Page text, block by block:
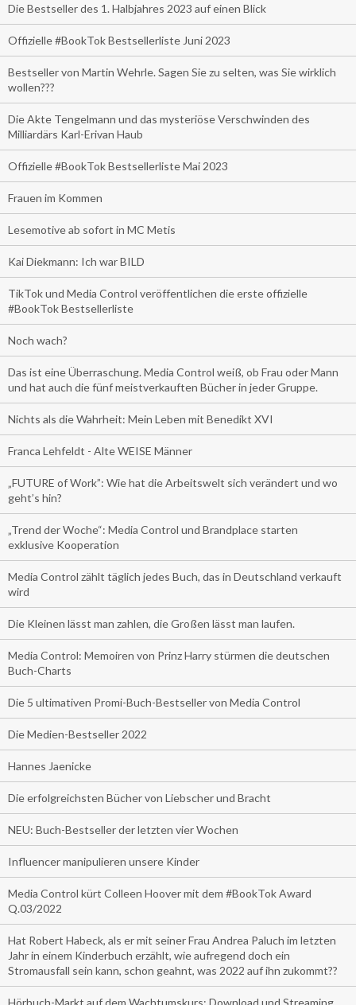
Die Bestseller des 1. Halbjahres 2023 auf einen Blick
Offizielle #BookTok Bestsellerliste Juni 2023
Bestseller von Martin Wehrle. Sagen Sie zu selten, was Sie wirklich
wollen???
Die Akte Tengelmann und das mysteriöse Verschwinden des
Milliardärs Karl-Erivan Haub
Offizielle #BookTok Bestsellerliste Mai 2023
Frauen im Kommen
Lesemotive ab sofort in MC Metis
Kai Diekmann: Ich war BILD
TikTok und Media Control veröffentlichen die erste offizielle
#BookTok Bestsellerliste
Noch wach?
Das ist eine Überraschung. Media Control weiß, ob Frau oder Mann
und hat auch die fünf meistverkauften Bücher in jeder Gruppe.
Nichts als die Wahrheit: Mein Leben mit Benedikt XVI
Franca Lehfeldt - Alte WEISE Männer
„FUTURE of Work”: Wie hat die Arbeitswelt sich verändert und wo
geht’s hin?
„Trend der Woche“: Media Control und Brandplace starten
exklusive Kooperation
Media Control zählt täglich jedes Buch, das in Deutschland verkauft
wird
Die Kleinen lässt man zahlen, die Großen lässt man laufen.
Media Control: Memoiren von Prinz Harry stürmen die deutschen
Buch-Charts
Die 5 ultimativen Promi-Buch-Bestseller von Media Control
Die Medien-Bestseller 2022
Hannes Jaenicke
Die erfolgreichsten Bücher von Liebscher und Bracht
NEU: Buch-Bestseller der letzten vier Wochen
Influencer manipulieren unsere Kinder
Media Control kürt Colleen Hoover mit dem #BookTok Award
Q.03/2022
Hat Robert Habeck, als er mit seiner Frau Andrea Paluch im letzten
Jahr in einem Kinderbuch erzählt, wie aufregend doch ein
Stromausfall sein kann, schon geahnt, was 2022 auf ihn zukommt??
Hörbuch-Markt auf dem Wachtumskurs: Download und Streaming